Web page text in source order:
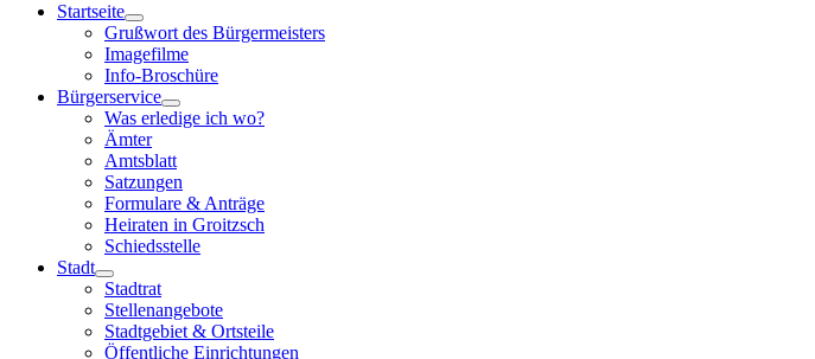
Startseite
Grußwort des Bürgermeisters
Imagefilme
Info-Broschüre
Bürgerservice
Was erledige ich wo?
Ämter
Amtsblatt
Satzungen
Formulare & Anträge
Heiraten in Groitzsch
Schiedsstelle
Stadt
Stadtrat
Stellenangebote
Stadtgebiet & Ortsteile
Öffentliche Einrichtungen